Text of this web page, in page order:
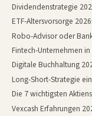
Dividendenstrategie
ETF-Altersvorsorge
Robo-Advisor oder
Fintech-Unternehmen
Digitale Buchhaltung
Long-Short-Strategie
Die 7 wichtigsten
Vexcash Erfahrungen